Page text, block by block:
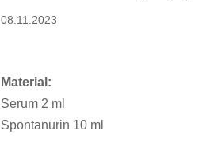
08.11.2023
Material:
Serum 2 ml
Spontanurin 10 ml